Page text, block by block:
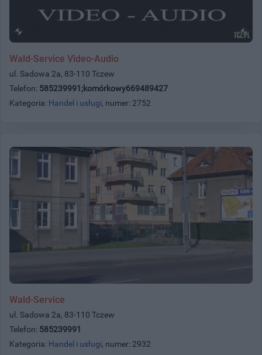
Wald-Service Video-Audio
ul. Sadowa 2a, 83-110 Tczew
Telefon: 585239991;komórkowy669489427
Kategoria: Handel i usługi, numer: 2752
Wald-Service
ul. Sadowa 2a, 83-110 Tczew
Telefon: 585239991
Kategoria: Handel i usługi, numer: 2932